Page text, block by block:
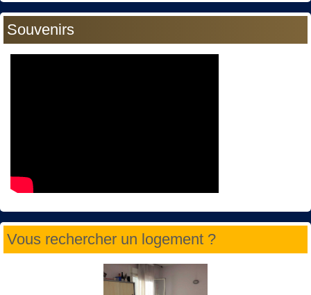
Souvenirs
Vous rechercher un logement ?